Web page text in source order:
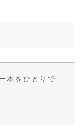
本をひとりで